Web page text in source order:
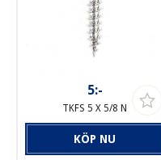
5:-
TKFS 5 X 5/8 N
KÖP NU